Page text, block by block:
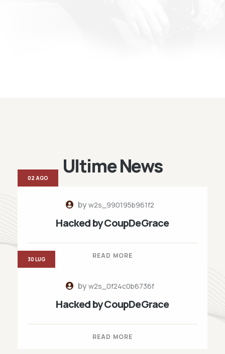
Ultime News
byw2s_990195b961f2
Hacked by CoupDeGrace
READ MORE
02 AGO
byw2s_0f24c0b6736f
Hacked by CoupDeGrace
READ MORE
30 LUG